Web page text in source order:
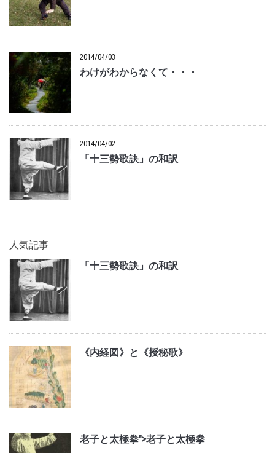
2014/04/03
わけがわからなくて・・・
2014/04/02
「十三勢歌訣」の和訳
人気記事
「十三勢歌訣」の和訳
《内経図》と《授秘歌》
老子と太極拳">老子と太極拳